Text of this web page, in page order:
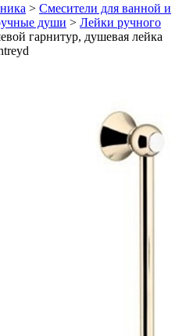
> Смесители для ванной и
души > Лейки ручного
гарнитур, душевая лейка